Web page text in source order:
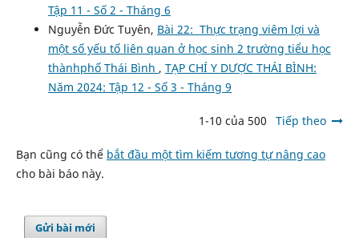
Tập 11 - Số 2 - Tháng 6
Nguyễn Đức Tuyên, Bài 22: Thực trạng viêm lợi và
một số yếu tố liên quan ở học sinh 2 trường tiểu học
thànhphố Thái Bình , TẠP CHÍ Y DƯỢC THÁI BÌNH:
Năm 2024: Tập 12 - Số 3 - Tháng 9
1-10 của 500 Tiếp theo
Bạn cũng có thể bắt đầu một tìm kiếm tương tự nâng cao
cho bài báo này.
Gửi bài mới